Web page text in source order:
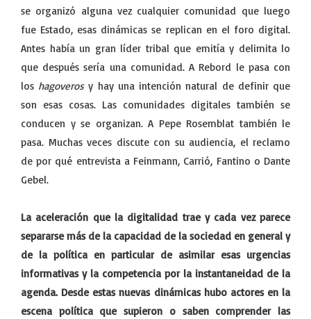
se organizó alguna vez cualquier comunidad que luego
fue Estado, esas dinámicas se replican en el foro digital.
Antes había un gran líder tribal que emitía y delimita lo
que después sería una comunidad. A Rebord le pasa con
los hagoverosy hay una intención natural de definir que
son esas cosas. Las comunidades digitales también se
conducen y se organizan. A Pepe Rosemblat también le
pasa. Muchas veces discute con su audiencia, el reclamo
de por qué entrevista a Feinmann, Carrió, Fantino o Dante
Gebel.
La aceleración que la digitalidad trae y cada vez parece
separarse más de la capacidad de la sociedad en general y
de la política en particular de asimilar esas urgencias
informativas y la competencia por la instantaneidad de la
agenda. Desde estas nuevas dinámicas hubo actores en la
escena política que supieron o saben comprender las